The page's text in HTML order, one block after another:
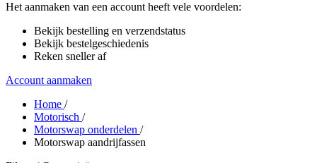
Het aanmaken van een account heeft vele voordelen:
Bekijk bestelling en verzendstatus
Bekijk bestelgeschiedenis
Reken sneller af
Account aanmaken
Home /
Motorisch /
Motorswap onderdelen /
Motorswap aandrijfassen